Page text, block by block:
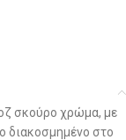
σκούρο χρώμα, με
διακοσμημένο στο